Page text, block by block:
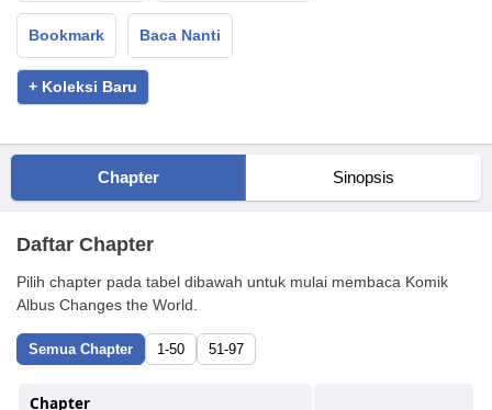
Bookmark Baca Nanti
+ Koleksi Baru
Chapter Sinopsis
Daftar Chapter
Pilih chapter pada tabel dibawah untuk mulai membaca Komik
Albus Changes the World.
Semua Chapter 1-50 51-97
Chapter